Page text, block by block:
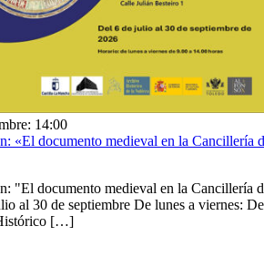
14:00
«El documento medieval en la Cancillería
"El documento medieval en la Cancillería
al 30 de septiembre De lunes a viernes: De
[…]